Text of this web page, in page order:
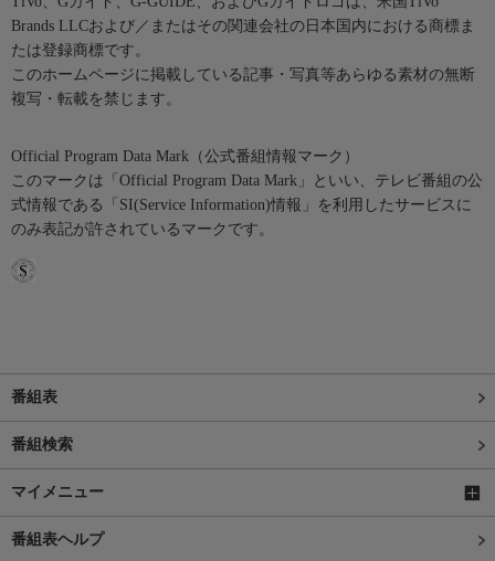
Brands LLCおよび／またはその関連会社の日本国内における商標ま
たは登録商標です。
このホームページに掲載している記事・写真等あらゆる素材の無断
複写・転載を禁じます。
Official Program Data Mark（公式番組情報マーク）
このマークは「Official Program Data Mark」といい、テレビ番組の公
式情報である「SI(Service Information)情報」を利用したサービスに
のみ表記が許されているマークです。
番組表
番組検索
マイメニュー
番組表ヘルプ